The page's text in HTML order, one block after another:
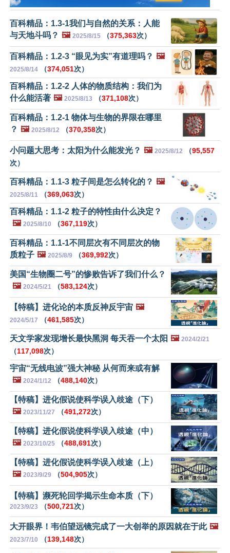
百科精品：1.3-1我们与自然的关系：人能
与天地斗吗？ 🖼️ 2025/8/15 （375,363次）
百科精品：1.2-3 “眼见为实”有道理吗？ 🖼️
2025/8/14 （374,051次）
百科精品：1.2-2 人体的物质结构：我们为
什么能活著 🖼️ 2025/8/13 （371,108次）
百科精品：1.2-1 物体与生物的界限在哪里
？ 🖼️ 2025/8/12 （370,358次）
小问题大思考：太阳为什么能发光？ 🖼️ 2025/8/12 （95,557
次）
百科精品：1.1-3 粒子间是怎么转化的？ 🖼️
2025/8/11 （369,063次）
百科精品：1.1-2 粒子的特性由什么决定？
🖼️ 2025/8/10 （367,119次）
百科精品：1.1-1不同层次有不同层次的物
质粒子 🖼️ 2025/8/9 （369,992次）
美国“生物圈二号”的惨败告诉了我们什么？
🖼️ 2024/5/21 （583,124次）
【特稿】进化论的本质反神反宇宙 🖼️
2024/5/17 （461,585次）
天文学家发现增长最快黑洞 每天吞一个太阳 🖼️ 2024/2/21
（117,098次）
宇宙“无线电波”强大神秘 从何而来或有解
🖼️ 2024/1/12 （488,140次）
【特稿】进化假说使科学误入歧途（下）
🖼️ 2023/11/27 （491,272次）
【特稿】进化假说使科学误入歧途（中）
🖼️ 2023/10/25 （488,691次）
【特稿】进化假说使科学误入歧途（上）
🖼️ 2023/9/29 （504,905次）
【特稿】濒死轮回学揭示生命本质（下）
2023/9/23 （500,721次）
大开眼界！韦伯望远镜完成了一大创举的原因就在于此 🖼️
2023/7/10 （139,148次）